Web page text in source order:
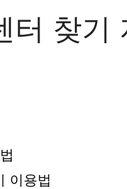
터 찾기
이용법